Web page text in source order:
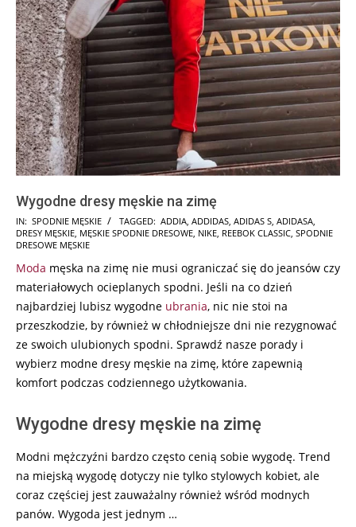
Wygodne dresy męskie na zimę
2024-
12-
IN: SPODNIE MĘSKIE TAGGED: ADDIA ADDIDAS ADIDAS S ADIDASA
DRESY MĘSKIE MĘSKIE SPODNIE DRESOWE NIKE REEBOK CLASSIC SPODNIE
DRESOWE MĘSKIE
Moda męska na zimę nie musi ograniczać się do jeansów czy
materiałowych ocieplanych spodni. Jeśli na co dzień
najbardziej lubisz wygodne ubrania, nic nie stoi na
przeszkodzie, by również w chłodniejsze dni nie rezygnować
ze swoich ulubionych spodni. Sprawdź nasze porady i
wybierz modne dresy męskie na zimę, które zapewnią
komfort podczas codziennego użytkowania.
Wygodne dresy męskie na zimę
Modni mężczyźni bardzo często cenią sobie wygodę. Trend
na miejską wygodę dotyczy nie tylko stylowych kobiet, ale
coraz częściej jest zauważalny również wśród modnych
panów. Wygoda jest jednym …